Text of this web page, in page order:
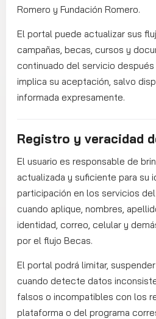
Romero y Fundación Romero.
El portal puede actualizar sus
campañas, becas, cursos y
continuado del servicio
implica su aceptación, salvo
informada expresamente.
Registro y veracidad
El usuario es responsable de
actualizada y suficiente para su
participación en los servicios
cuando aplique, nombres,
identidad, correo, celular y
por el flujo Becas.
El portal podrá limitar,
cuando detecte datos
falsos o incompatibles con los
plataforma o del programa